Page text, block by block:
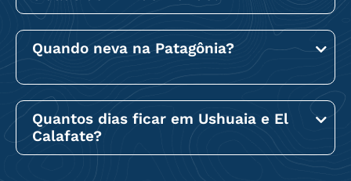
Quando neva na Patagônia?
Quantos dias ficar em Ushuaia e El
Calafate?